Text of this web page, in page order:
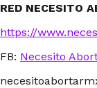
RED NECESITO
https://
FB: Necesito